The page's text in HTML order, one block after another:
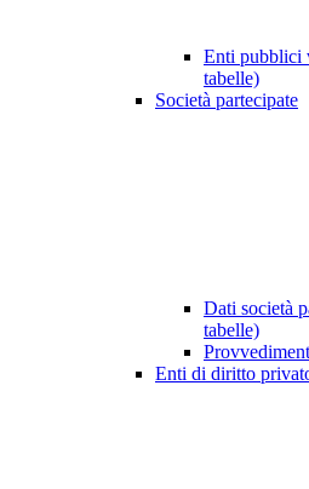
Enti pubblici
tabelle)
Società partecipate
Dati società
tabelle)
Enti di diritto